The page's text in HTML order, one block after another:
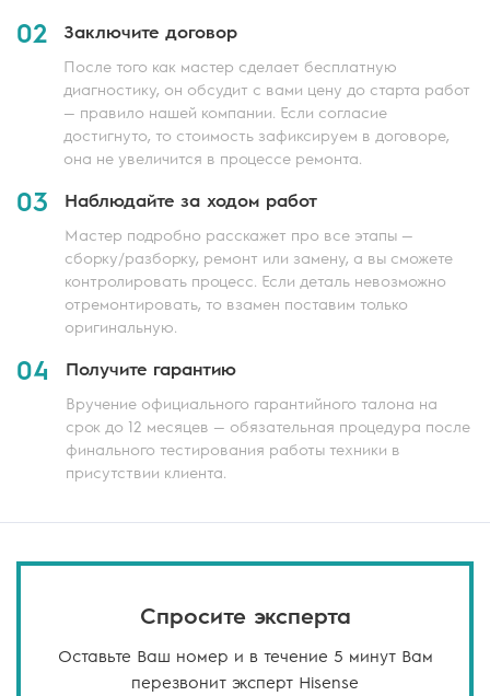
02 Заключите договор
После того как мастер сделает бесплатную
диагностику, он обсудит с вами цену до старта работ
— правило нашей компании. Если согласие
достигнуто, то стоимость зафиксируем в договоре,
она не увеличится в процессе ремонта.
03 Наблюдайте за ходом работ
Мастер подробно расскажет про все этапы —
сборку/разборку, ремонт или замену, а вы сможете
контролировать процесс. Если деталь невозможно
отремонтировать, то взамен поставим только
оригинальную.
04 Получите гарантию
Вручение официального гарантийного талона на
срок до 12 месяцев — обязательная процедура после
финального тестирования работы техники в
присутствии клиента.
Спросите эксперта
Оставьте Ваш номер и в течение 5 минут Вам
перезвонит эксперт Hisense